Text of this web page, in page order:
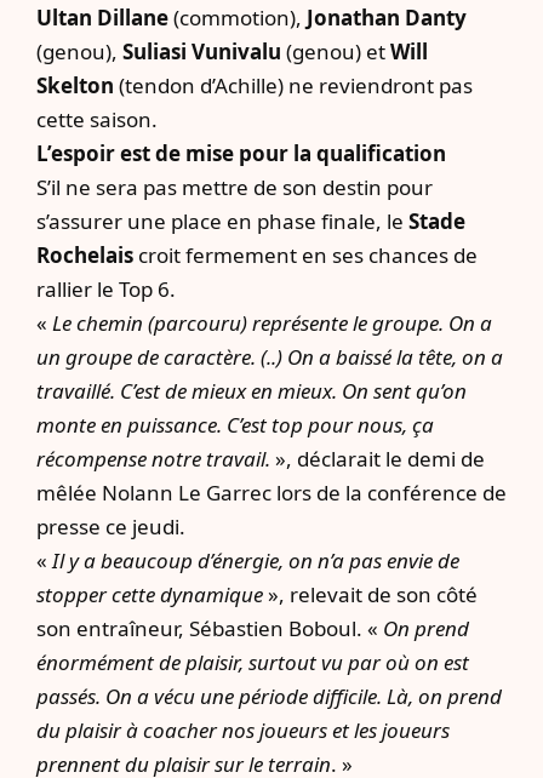
Ultan Dillane(commotion), Jonathan Danty
(genou), Suliasi Vunivalu (genou) etWill
Skelton (tendon d’Achille) ne reviendront pas
cette saison.
L’espoir est de mise pour la qualification
S’il ne sera pas mettre de son destin pour
s’assurer une place en phase finale, le Stade
Rochelais croit fermement en ses chances de
rallier le Top 6.
« Le chemin (parcouru) représente le groupe. On a
un groupe de caractère. (..) On a baissé la tête, on a
travaillé. C’est de mieux en mieux. On sent qu’on
monte en puissance. C’est top pour nous, ça
récompense notre travail. », déclarait le demi de
mêlée Nolann Le Garrec lors de la conférence de
presse ce jeudi.
«Il y a beaucoup d’énergie, on n’a pas envie de
stopper cette dynamique», relevait de son côté
son entraîneur, Sébastien Boboul. « On prend
énormément de plaisir, surtout vu par où on est
passés. On a vécu une période difficile. Là, on prend
du plaisir à coacher nos joueurs et les joueurs
prennent du plaisir sur le terrain. »